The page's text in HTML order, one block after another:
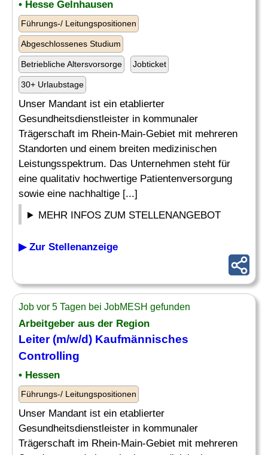
• Hesse Gelnhausen
Führungs-/ Leitungspositionen
Abgeschlossenes Studium
Betriebliche Altersvorsorge Jobticket
30+ Urlaubstage
Unser Mandant ist ein etablierter
Gesundheitsdienstleister in kommunaler
Trägerschaft im Rhein-Main-Gebiet mit mehreren
Standorten und einem breiten medizinischen
Leistungsspektrum. Das Unternehmen steht für
eine qualitativ hochwertige Patientenversorgung
sowie eine nachhaltige [...]
MEHR INFOS ZUM STELLENANGEBOT
▶ Zur Stellenanzeige
Job vor 5 Tagen bei JobMESH gefunden
Arbeitgeber aus der Region
Leiter(m/w/d) Kaufmännisches
Controlling
• Hessen
Führungs-/ Leitungspositionen
Unser Mandant ist ein etablierter
Gesundheitsdienstleister in kommunaler
Trägerschaft im Rhein-Main-Gebiet mit mehreren